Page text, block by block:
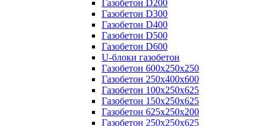
Газобетон D200
Газобетон D300
Газобетон D400
Газобетон D500
Газобетон D600
U-блоки газобетон
Газобетон 600x250x250
Газобетон 250x400x600
Газобетон 100х250х625
Газобетон 150х250х625
Газобетон 625х250х200
Газобетон 250х250х625